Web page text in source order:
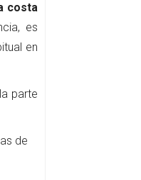
costa
es
en
parte
de